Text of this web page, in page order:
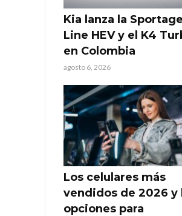
Kia lanza la
Line HEV y el K4
en Colombia
agosto 6, 2026
Los celulares más
vendidos de 2026 y
opciones para